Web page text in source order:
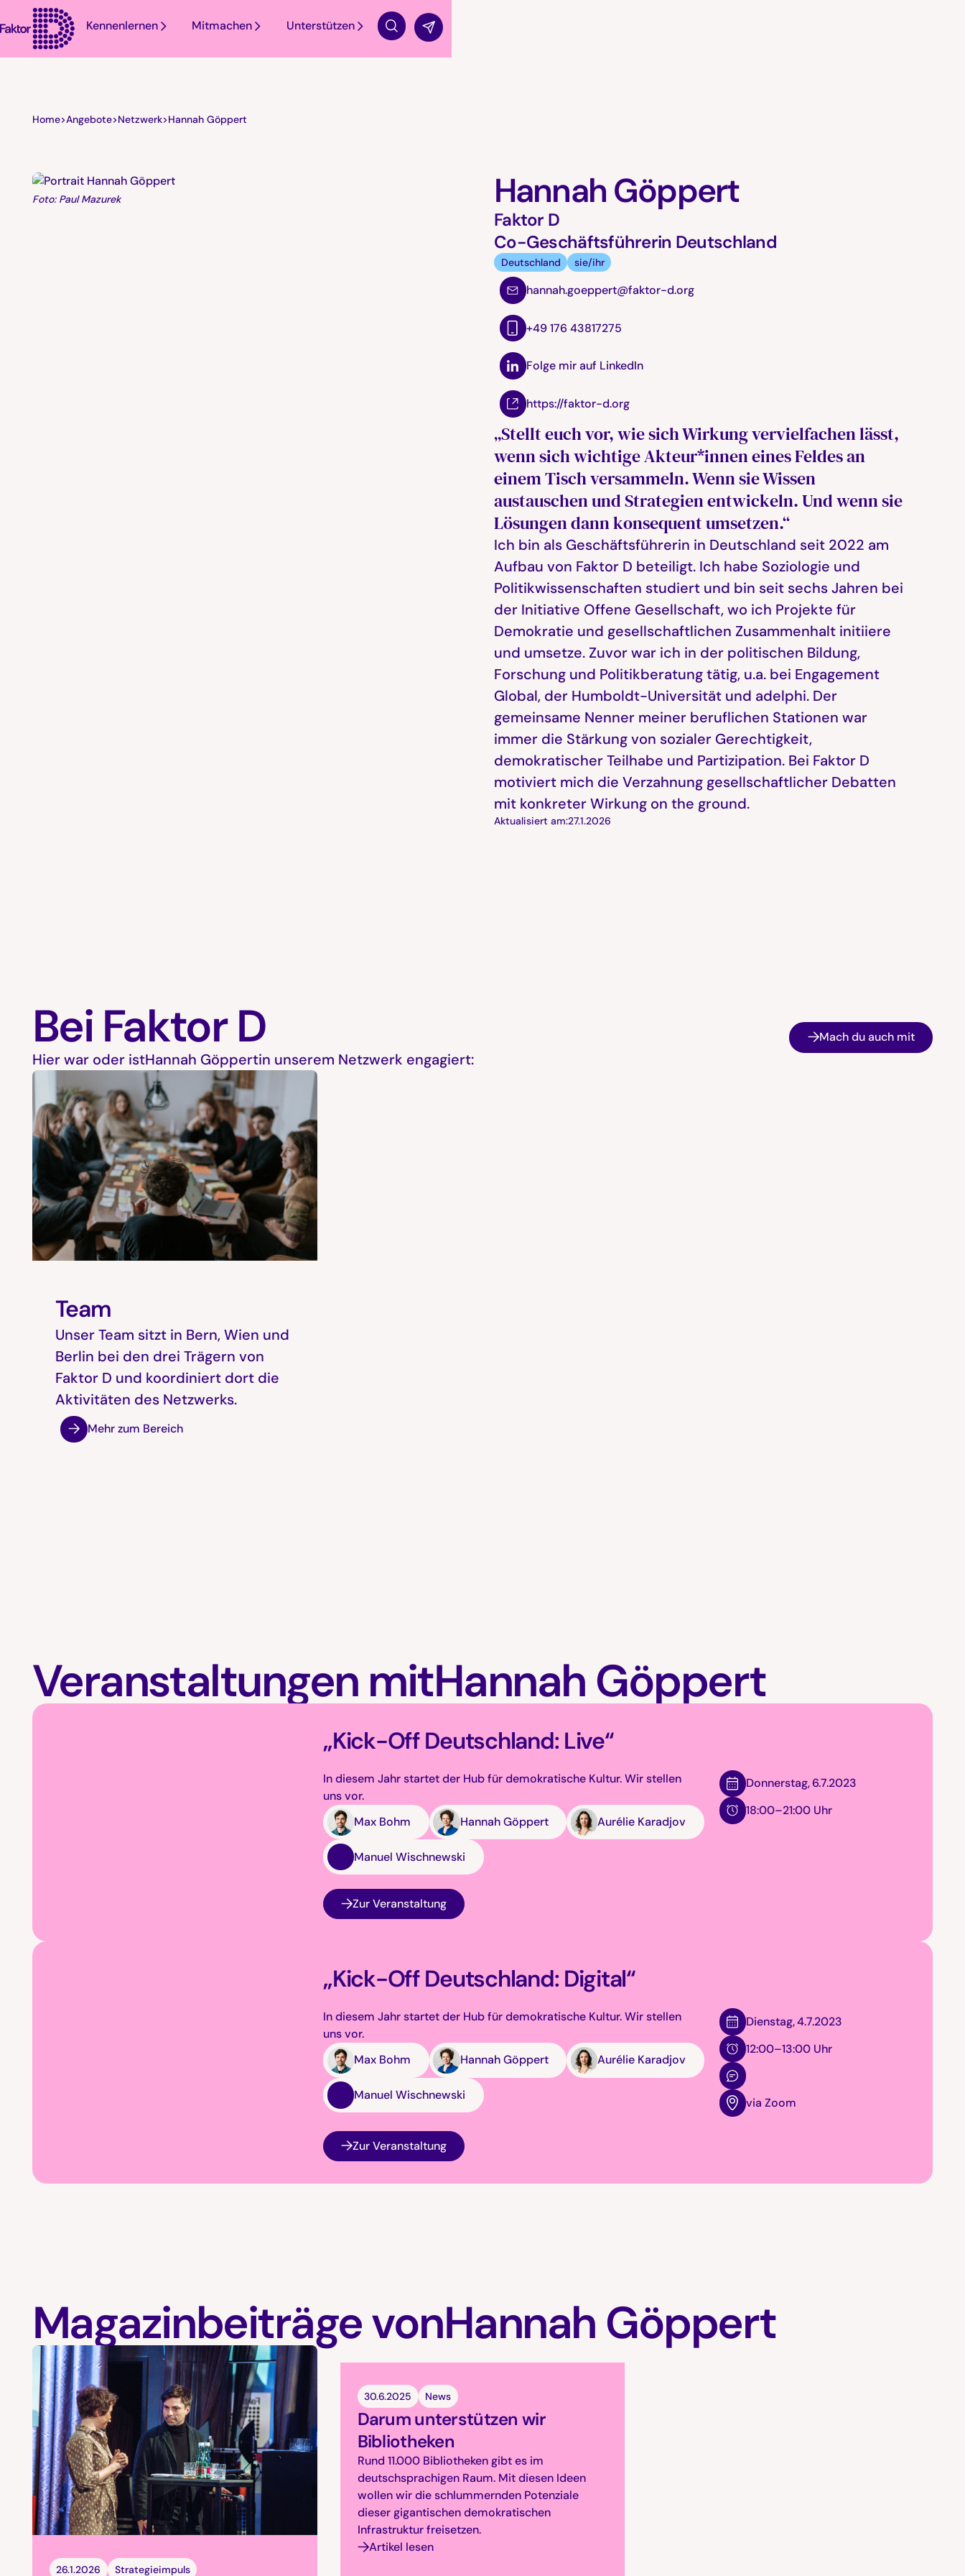
Kennenlernen Mitmachen Unterstützen
Suche
Home>Angebote>Netzwerk>Hannah Göppert
Foto: Paul Mazurek Hannah Göppert
Faktor D
Co-Geschäftsführerin Deutschland
Deutschland sie/ihr
hannah.goeppert@faktor-d.org
+49 176 43817275
Folge mir auf LinkedIn
https://faktor-d.org
„Stellt euch vor, wie sich Wirkung vervielfachen lässt,
wenn sich wichtige Akteur*innen eines Feldes an
einem Tisch versammeln. Wenn sie Wissen
austauschen und Strategien entwickeln. Und wenn sie
Lösungen dann konsequent umsetzen.“
Ich bin als Geschäftsführerin in Deutschland seit 2022 am
Aufbau von Faktor D beteiligt. Ich habe Soziologie und
Politikwissenschaften studiert und bin seit sechs Jahren bei
der Initiative Offene Gesellschaft, wo ich Projekte für
Demokratie und gesellschaftlichen Zusammenhalt initiiere
und umsetze. Zuvor war ich in der politischen Bildung,
Forschung und Politikberatung tätig, u.a. bei Engagement
Global, der Humboldt-Universität und adelphi. Der
gemeinsame Nenner meiner beruflichen Stationen war
immer die Stärkung von sozialer Gerechtigkeit,
demokratischer Teilhabe und Partizipation. Bei Faktor D
motiviert mich die Verzahnung gesellschaftlicher Debatten
mit konkreter Wirkung on the ground.
Aktualisiert am:27.1.2026
Bei Faktor D
Hier war oder istHannah Göppertin unserem Netzwerk engagiert:
Mach du auch mit
Team
Unser Team sitzt in Bern, Wien und
Berlin bei den drei Trägern von
Faktor D und koordiniert dort die
Aktivitäten des Netzwerks.
Mehr zum Bereich
Veranstaltungen mitHannah Göppert
„Kick-Off Deutschland: Live“
In diesem Jahr startet der Hub für demokratische Kultur. Wir stellen
uns vor.
Max Bohm
Hannah Göppert Aurélie Karadjov
Manuel Wischnewski
Donnerstag,6.7.2023
18:00–21:00 Uhr
Zur Veranstaltung
„Kick-Off Deutschland: Digital“
In diesem Jahr startet der Hub für demokratische Kultur. Wir stellen
uns vor.
Max Bohm
Hannah Göppert Aurélie Karadjov
Manuel Wischnewski
Dienstag,4.7.2023
12:00–13:00 Uhr
via Zoom
Zur Veranstaltung
Magazinbeiträge vonHannah Göppert
26.1.2026 Strategieimpuls
30.6.2025 News
Darum unterstützen wir
Bibliotheken
Rund 11.000 Bibliotheken gibt es im
deutschsprachigen Raum. Mit diesen Ideen
wollen wir die schlummernden Potenziale
dieser gigantischen demokratischen
Infrastruktur freisetzen.
Artikel lesen